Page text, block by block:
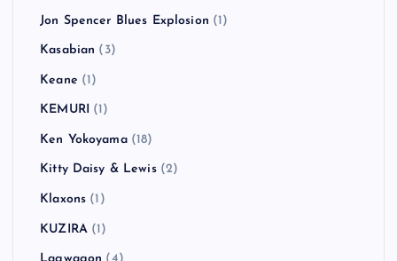
Jon Spencer Blues Explosion (1)
Kasabian (3)
Keane (1)
KEMURI (1)
Ken Yokoyama(18)
Kitty Daisy & Lewis(2)
Klaxons (1)
KUZIRA(1)